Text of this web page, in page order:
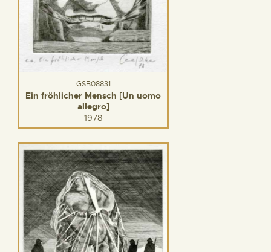
GSB08831
Ein fröhlicher Mensch [Un uomo
allegro]
1978